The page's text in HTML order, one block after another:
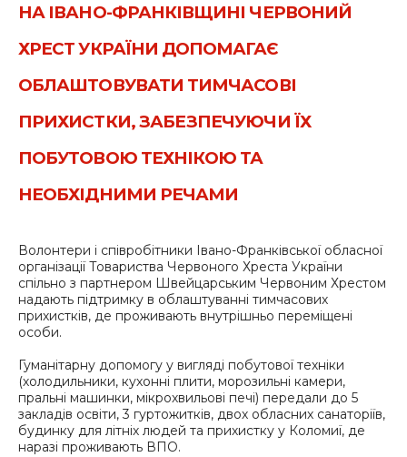
НА ІВАНО-ФРАНКІВЩИНІ ЧЕРВОНИЙ
ХРЕСТ УКРАЇНИ ДОПОМАГАЄ
ОБЛАШТОВУВАТИ ТИМЧАСОВІ
ПРИХИСТКИ, ЗАБЕЗПЕЧУЮЧИ ЇХ
ПОБУТОВОЮ ТЕХНІКОЮ ТА
НЕОБХІДНИМИ РЕЧАМИ
Волонтери і співробітники Івано-Франківської обласної
організації Товариства Червоного Хреста України
спільно з партнером Швейцарським Червоним Хрестом
надають підтримку в облаштуванні тимчасових
прихистків, де проживають внутрішньо переміщені
особи.
Гуманітарну допомогу у вигляді побутової техніки
(холодильники, кухонні плити, морозильні камери,
пральні машинки, мікрохвильові печі) передали до 5
закладів освіти, 3 гуртожитків, двох обласних санаторіїв,
будинку для літніх людей та прихистку у Коломиї, де
наразі проживають ВПО.